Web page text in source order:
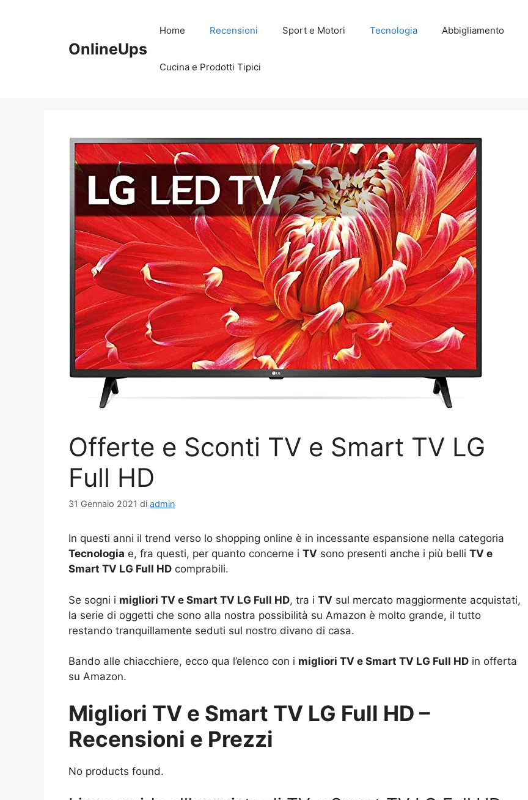
OnlineUps
Home Recensioni Sport e Motori Tecnologia Abbigliamento
Cucina e Prodotti Tipici
Offerte e Sconti TV e Smart TV LG
Full HD
31 Gennaio 2021 di admin
In questi anni il trend verso lo shopping online è in incessante espansione nella categoria
Tecnologia e, fra questi, per quanto concerne i TV sono presenti anche i più belli TV e
Smart TV LG Full HD comprabili.
Se sogni i migliori TV e Smart TV LG Full HD, tra i TV sul mercato maggiormente acquistati,
la serie di oggetti che sono alla nostra possibilità su Amazon è molto grande, il tutto
restando tranquillamente seduti sul nostro divano di casa.
Bando alle chiacchiere, ecco qua l’elenco con i migliori TV e Smart TV LG Full HD in offerta
su Amazon.
Migliori TV e Smart TV LG Full HD –
Recensioni e Prezzi
No products found.